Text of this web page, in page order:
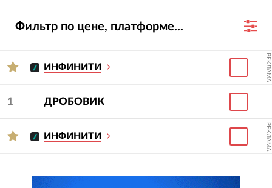
Фильтр по цене, платформе...
ИНФИНИТИ РЕКЛАМА
1 ДРОБОВИК
ИНФИНИТИ РЕКЛАМА